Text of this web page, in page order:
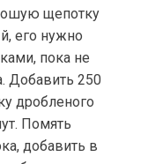
щепотку
его нужно
пока не
Добавить 250
дробленого
Помять
добавить в